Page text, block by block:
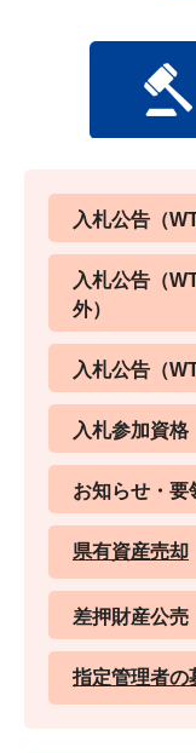
入札公告（
入札公告（
外）
入札公告（
入札参加資格
お知らせ・要
県有資産売却
差押財産公売
指定管理者の